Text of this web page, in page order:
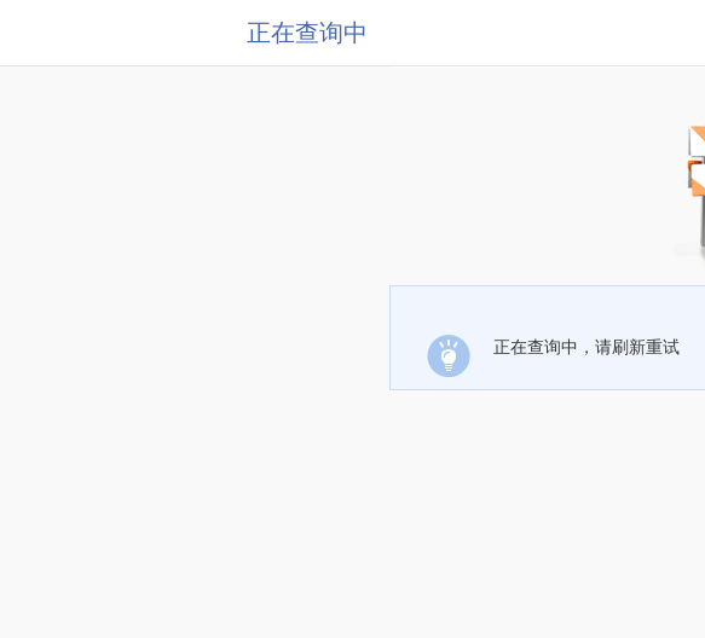
正在查询中
正在查询中，请刷新重试